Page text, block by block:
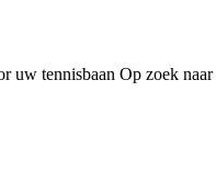
uw tennisbaan Op zoek